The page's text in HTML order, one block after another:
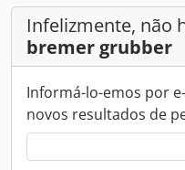
Infelizmente, não
bremer grubber
Informá-lo-emos por
novos resultados de